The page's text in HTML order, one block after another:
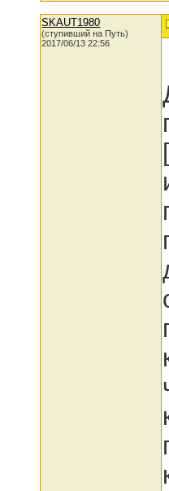
SKAUT1980
(ступивший на Путь)
2017/06/13 22:56